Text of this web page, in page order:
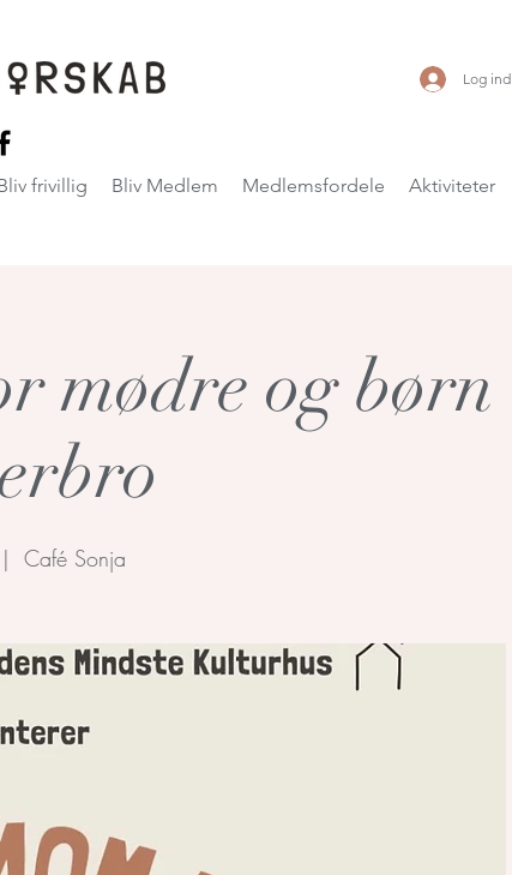
Log ind
frivillig Bliv Medlem Medlemsfordele Aktiviteter
mødre og børn
Café Sonja